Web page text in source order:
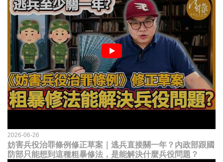
2026-06-26
妨害兵役治罪條例修正草案｜逃兵直接關一年？內政部跟國
防部只能想到這種粗暴修法，是能解決什麼兵役問題？